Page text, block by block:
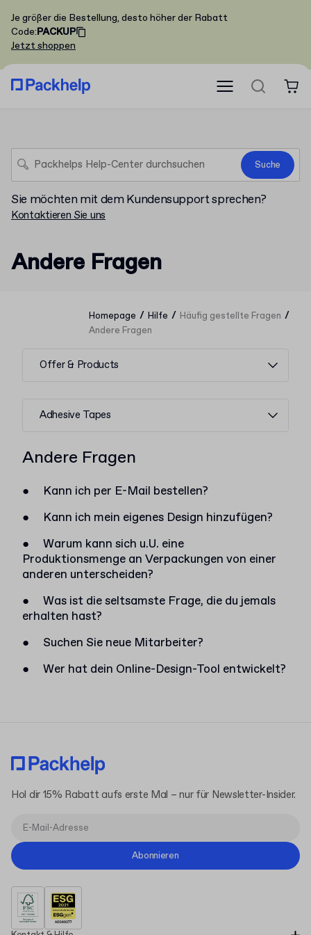
Je größer die Bestellung, desto höher der Rabatt
Code:PACKUP
Jetzt shoppen
Suche
Sie möchten mit dem Kundensupport sprechen?
Kontaktieren Sie uns
Andere Fragen
Homepage / Hilfe / Häufig gestellte Fragen /
Andere Fragen
Offer & Products
Adhesive Tapes
Andere Fragen
●
Kann ich per E-Mail bestellen?
●
Kann ich mein eigenes Design hinzufügen?
●
Warum kann sich u.U. eine
Produktionsmenge an Verpackungen von einer
anderen unterscheiden?
●
Was ist die seltsamste Frage, die du jemals
erhalten hast?
●
Suchen Sie neue Mitarbeiter?
●
Wer hat dein Online-Design-Tool entwickelt?
Hol dir 15% Rabatt aufs erste Mal – nur für Newsletter-Insider.
Abonnieren